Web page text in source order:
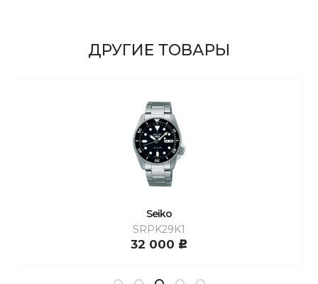
ДРУГИЕ ТОВАРЫ
Seiko
SRPK29K1
32 000 c